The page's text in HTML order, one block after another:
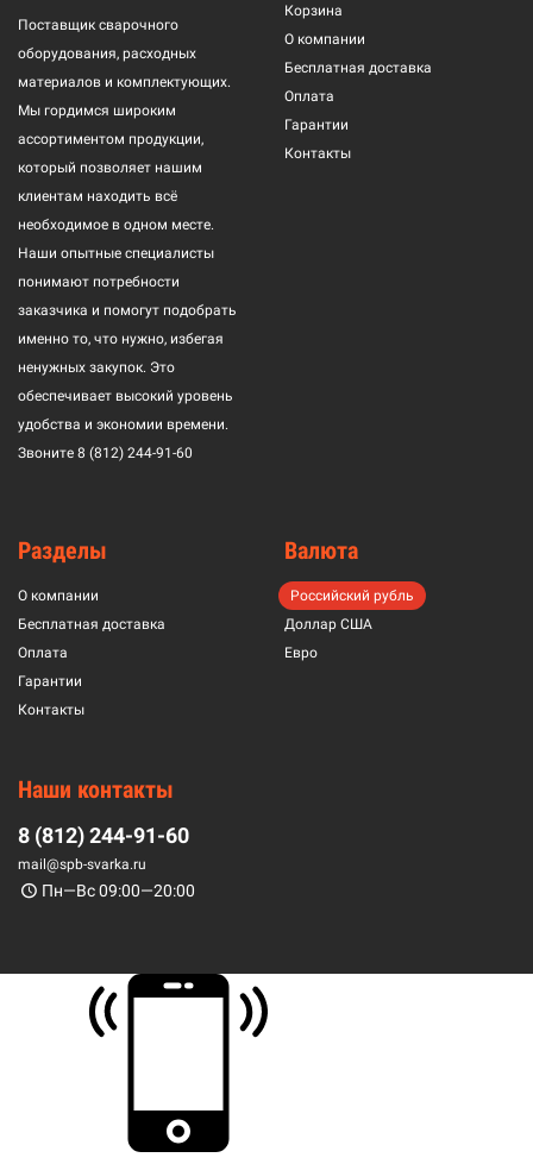
Поставщик сварочного
оборудования, расходных
материалов и комплектующих.
Мы гордимся широким
ассортиментом продукции,
который позволяет нашим
клиентам находить всё
необходимое в одном месте.
Наши опытные специалисты
понимают потребности
заказчика и помогут подобрать
именно то, что нужно, избегая
ненужных закупок. Это
обеспечивает высокий уровень
удобства и экономии времени.
Звоните 8 (812) 244-91-60
Корзина
О компании
Бесплатная доставка
Оплата
Гарантии
Контакты
Разделы
О компании
Бесплатная доставка
Оплата
Гарантии
Контакты
Валюта
Российский рубль
Доллар США
Евро
Наши контакты
8 (812) 244-91-60
mail@spb-svarka.ru
Пн—Вс 09:00—20:00